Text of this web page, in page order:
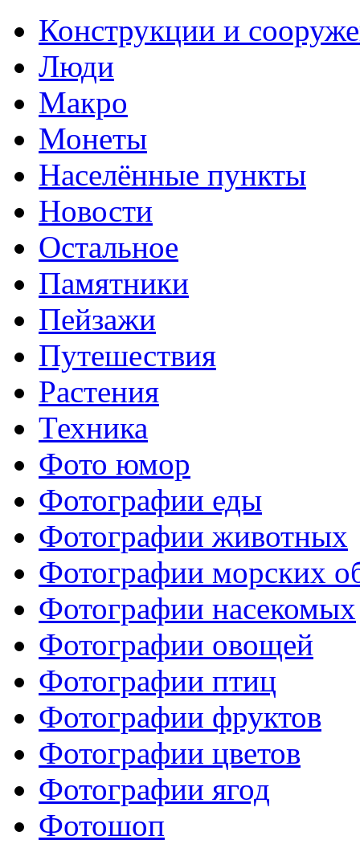
Конструкции и
Люди
Макро
Монеты
Населённые пункты
Новости
Остальное
Памятники
Пейзажи
Путешествия
Растения
Техника
Фото юмор
Фотографии еды
Фотографии животных
Фотографии морских
Фотографии насекомых
Фотографии овощей
Фотографии птиц
Фотографии фруктов
Фотографии цветов
Фотографии ягод
Фотошоп